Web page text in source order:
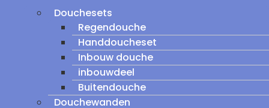
Douchesets
Regendouche
Handdoucheset
Inbouw douche
inbouwdeel
Buitendouche
Douchewanden